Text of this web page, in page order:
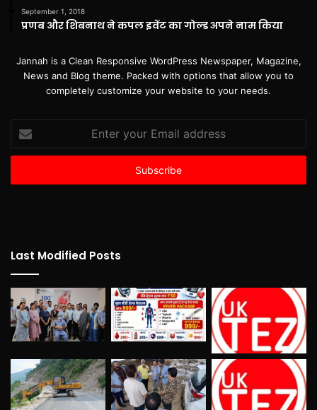
September 1, 2018
प्रणब और शिबनाथ ने कपल इवेंट का गोल्ड अपने नाम किया
Jannah is a Clean Responsive WordPress Newspaper, Magazine,
News and Blog theme. Packed with options that allow you to
completely customize your website to your needs.
Enter
your
Email
Last Modified Posts